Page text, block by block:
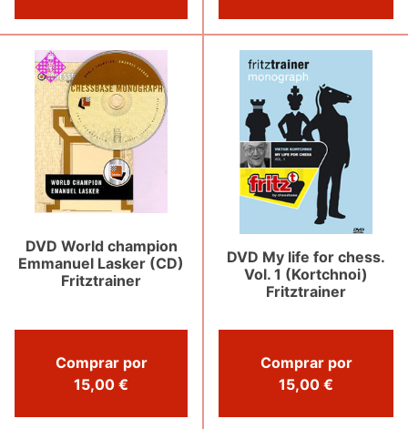
DVD World champion
Emmanuel Lasker (CD)
Fritztrainer
Comprar por
15,00 €
DVD My life for chess.
Vol. 1 (Kortchnoi)
Fritztrainer
Comprar por
15,00 €